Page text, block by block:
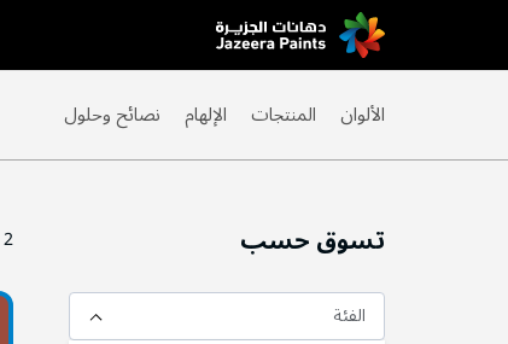
Skip
to
الألوان المنتجات الإلهام نصائح وحلول
2 تسوق حسب
الفئة